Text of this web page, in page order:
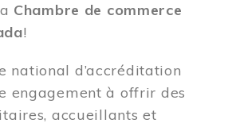
Chambre de commerce
!
national d’accréditation
engagement à offrir des
accueillants et